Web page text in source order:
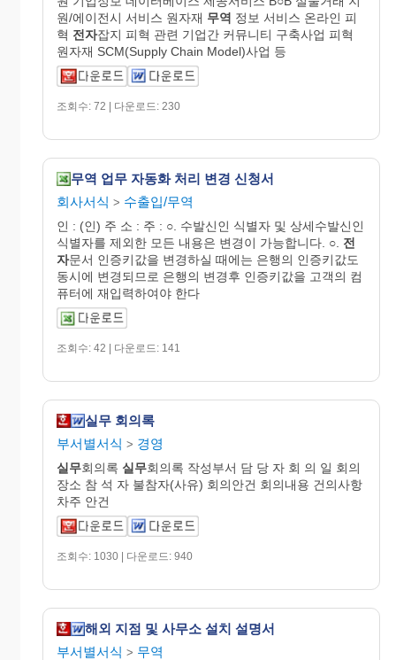
원/에이전시 서비스 원자재 무역 정보 서비스 온라인 피
혁 전자잡지 피혁 관련 기업간 커뮤니티 구축사업 피혁
원자재 SCM(Supply Chain Model)사업 등
조회수: 72 | 다운로드: 230
무역 업무 자동화 처리 변경 신청서
회사서식 > 수출입/무역
인 : (인) 주 소 : 주 : ○. 수발신인 식별자 및 상세수발신인
식별자를 제외한 모든 내용은 변경이 가능합니다. ○. 전
자문서 인증키값을 변경하실 때에는 은행의 인증키값도
동시에 변경되므로 은행의 변경후 인증키값을 고객의 컴
퓨터에 재입력하여야 한다
조회수: 42 | 다운로드: 141
실무 회의록
부서별서식 > 경영
실무회의록 실무회의록 작성부서 담 당 자 회 의 일 회의
장소 참 석 자 불참자(사유) 회의안건 회의내용 건의사항
차주 안건
조회수: 1030 | 다운로드: 940
해외 지점 및 사무소 설치 설명서
부서별서식 > 무역